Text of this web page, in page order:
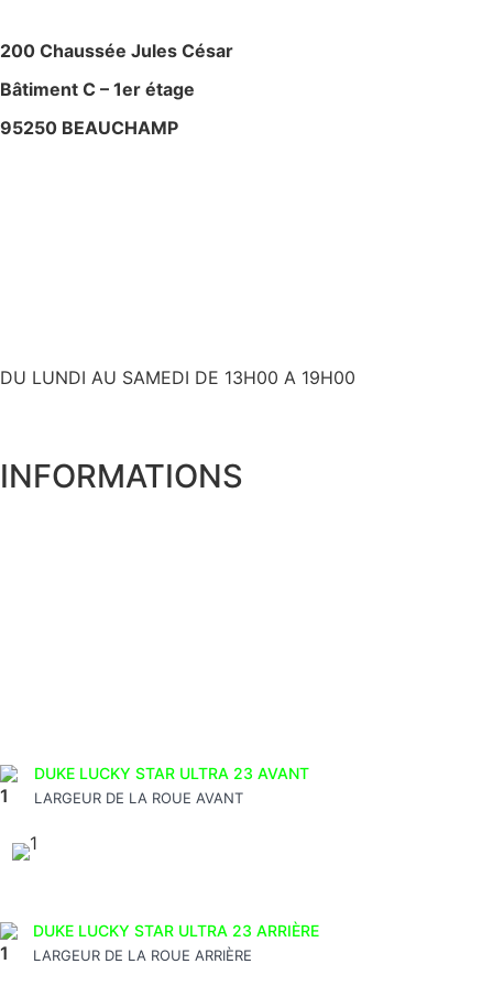
200 Chaussée Jules César
Bâtiment C – 1er étage
95250 BEAUCHAMP
DU LUNDI AU SAMEDI DE 13H00 A 19H00
INFORMATIONS
DUKE LUCKY STAR ULTRA 23 AVANT
LARGEUR DE LA ROUE AVANT
DUKE LUCKY STAR ULTRA 23 ARRIÈRE
LARGEUR DE LA ROUE ARRIÈRE